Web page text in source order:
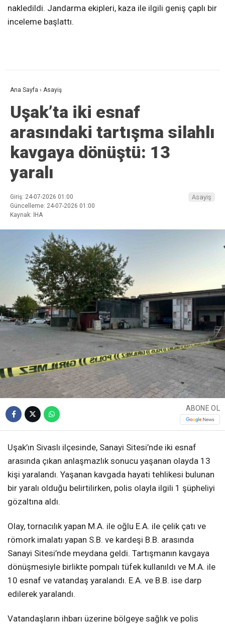
nakledildi. Jandarma ekipleri, kaza ile ilgili geniş çaplı bir
inceleme başlattı.
Ana Sayfa › Asayiş
Uşak’ta iki esnaf
arasındaki tartışma silahlı
kavgaya dönüştü: 13
yaralı
Giriş: 24-07-2026 01:00
Güncelleme: 24-07-2026 01:00
Kaynak: İHA
Asayiş
ABONE OL
Uşak’ın Sivaslı ilçesinde, Sanayi Sitesi’nde iki esnaf
arasında çıkan anlaşmazlık sonucu yaşanan olayda 13
kişi yaralandı. Yaşanan kavgada hayati tehlikesi bulunan
bir yaralı olduğu belirtilirken, polis olayla ilgili 1 şüpheliyi
gözaltına aldı.
Olay, tornacılık yapan M.A. ile oğlu E.A. ile çelik çatı ve
römork imalatı yapan S.B. ve kardeşi B.B. arasında
Sanayi Sitesi’nde meydana geldi. Tartışmanın kavgaya
dönüşmesiyle birlikte pompalı tüfek kullanıldı ve M.A. ile
10 esnaf ve vatandaş yaralandı. E.A. ve B.B. ise darp
edilerek yaralandı.
Vatandaşların ihbarı üzerine bölgeye sağlık ve polis